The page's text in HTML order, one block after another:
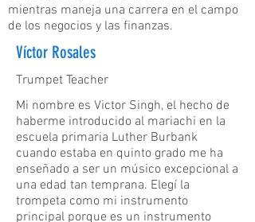
mientras maneja una carrera en el campo
de los negocios y las finanzas.
Víctor Rosales
Trumpet Teacher
Mi nombre es Victor Singh, el hecho de
haberme introducido al mariachi en la
escuela primaria Luther Burbank
cuando estaba en quinto grado me ha
enseñado a ser un músico excepcional a
una edad tan temprana. Elegí la
trompeta como mi instrumento
principal porque es un instrumento